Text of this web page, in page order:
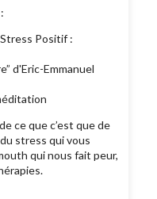
Positif :
d'Eric-Emmanuel
ce que c’est que de
stress qui vous
qui nous fait peur,